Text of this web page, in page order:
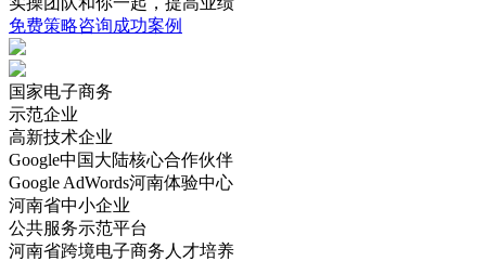
免费策略咨询成功案例
国家电子商务
示范企业
高新技术企业
Google中国大陆核心合作伙伴
Google AdWords河南体验中心
河南省中小企业
公共服务示范平台
河南省跨境电子商务人才培养